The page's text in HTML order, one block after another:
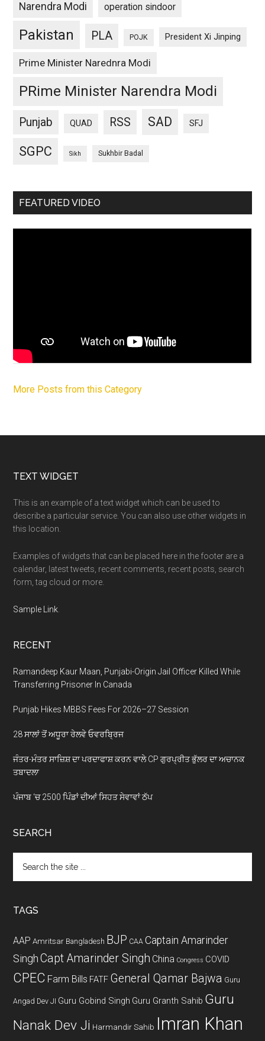
Narendra Modi operation sindoor
Pakistan PLA POJK President Xi Jinping
Prime Minister Narednra Modi
PRime Minister Narendra Modi
Punjab QUAD RSS SAD SFJ
SGPC Sikh Sukhbir Badal
FEATURED VIDEO
More Posts from this Category
Footer
TEXT WIDGET
This is an example of a text widget which can be used to
describe a particular service. You can also use other widgets in
this location.
Examples of widgets that can be placed here in the footer are a
calendar, latest tweets, recent comments, recent posts, search
form, tag cloud or more.
Sample Link
RECENT
Ramandeep Kaur Maan, Punjabi-Origin Jail Officer Killed While
Transferring Prisoner In Canada
Punjab Hikes MBBS Fees For 2026–27 Session
28 ਸਾਲਾਂ ਤੋਂ ਅਧੂਰਾ ਰੇਲਵੇ ਓਵਰਬ੍ਰਿਜ
ਜੰਤਰ-ਮੰਤਰ ਸਾਜ਼ਿਸ਼ ਦਾ ਪਰਦਾਫਾਸ਼ ਕਰਨ ਵਾਲੇ CP ਗੁਰਪ੍ਰੀਤ ਭੁੱਲਰ ਦਾ ਅਚਾਨਕ
ਤਬਾਦਲਾ
ਪੰਜਾਬ ‘ਚ 2500 ਪਿੰਡਾਂ ਦੀਆਂ ਸਿਹਤ ਸੇਵਾਵਾਂ ਠੱਪ
SEARCH
the
TAGS
AAP Amritsar Bangladesh BJP CAA Captain Amarinder
Singh Capt Amarinder Singh China Congress COVID
CPEC Farm Bills FATF General Qamar Bajwa Guru
Angad Dev JI Guru Gobind Singh Guru Granth Sahib Guru
Nanak Dev Ji Harmandir Sahib Imran Khan